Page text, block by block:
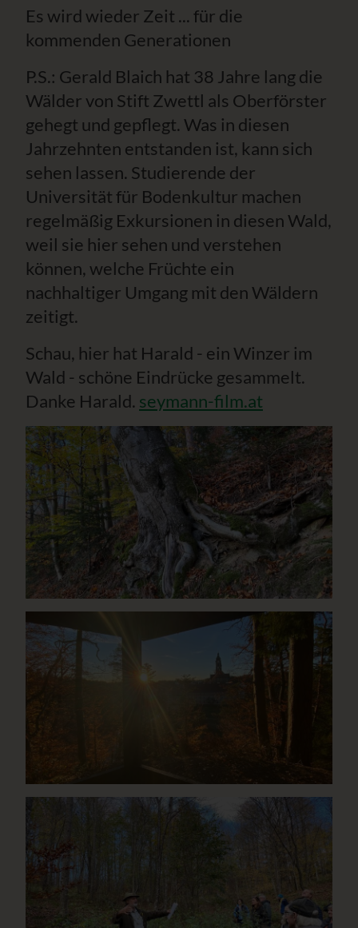
Es wird wieder Zeit ... für die
kommenden Generationen
P.S.: Gerald Blaich hat 38 Jahre lang die
Wälder von Stift Zwettl als Oberförster
gehegt und gepflegt. Was in diesen
Jahrzehnten entstanden ist, kann sich
sehen lassen. Studierende der
Universität für Bodenkultur machen
regelmäßig Exkursionen in diesen Wald,
weil sie hier sehen und verstehen
können, welche Früchte ein
nachhaltiger Umgang mit den Wäldern
zeitigt.
Schau, hier hat Harald - ein Winzer im
Wald - schöne Eindrücke gesammelt.
Danke Harald. seymann-film.at